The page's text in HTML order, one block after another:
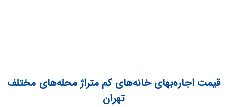
قیمت اجاره‌بهای خانه‌های کم متراژ محله‌های مختلف
تهران